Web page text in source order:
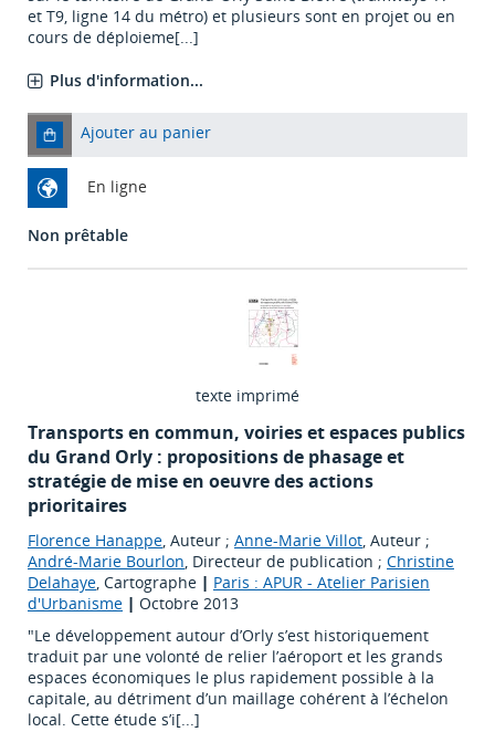
et T9, ligne 14 du métro) et plusieurs sont en projet ou en
cours de déploieme[...]
Plus d'information...
Ajouter au panier
En ligne
Non prêtable
texte imprimé
Transports en commun, voiries et espaces publics
du Grand Orly : propositions de phasage et
stratégie de mise en oeuvre des actions
prioritaires
Florence Hanappe, Auteur ; Anne-Marie Villot, Auteur ;
André-Marie Bourlon, Directeur de publication ; Christine
Delahaye, Cartographe | Paris : APUR - Atelier Parisien
d'Urbanisme | Octobre 2013
"Le développement autour d’Orly s’est historiquement
traduit par une volonté de relier l’aéroport et les grands
espaces économiques le plus rapidement possible à la
capitale, au détriment d’un maillage cohérent à l’échelon
local. Cette étude s’i[...]